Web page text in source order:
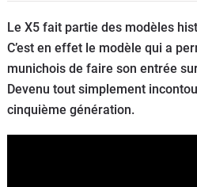
Auto
Services
Forum
Le X5 fait partie des modèles
C’est en effet le modèle qui a
munichois de faire son entrée
Devenu tout simplement
cinquième génération.